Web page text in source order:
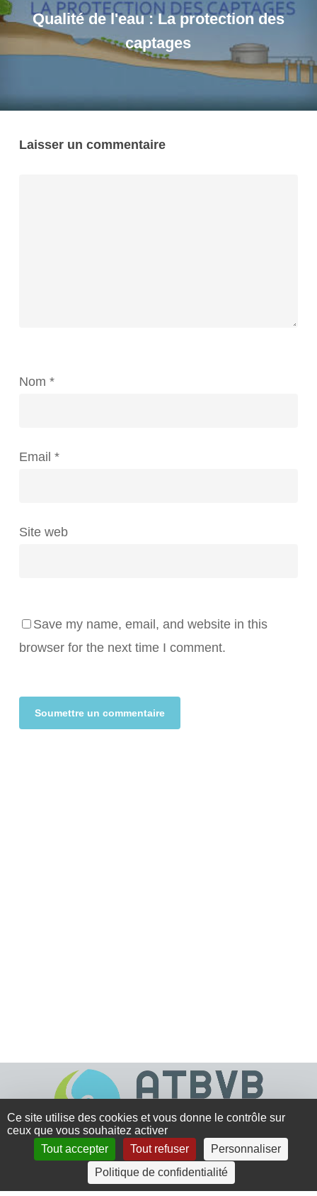
Qualité de l'eau : La protection des
captages
Laisser un commentaire
Nom *
Email *
Site web
Save my name, email, and website in this
browser for the next time I comment.
4 rue Crec’h-Ugen
Ce site utilise des cookies et vous donne le contrôle sur
ceux que vous souhaitez activer
Tout accepter
Tout refuser
Personnaliser
Politique de confidentialité